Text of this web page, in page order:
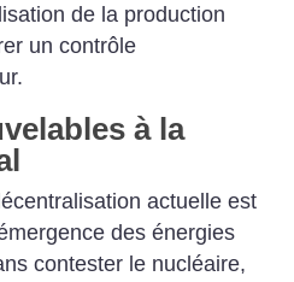
de la production
un contrôle
à la
actuelle est
des énergies
contester le nucléaire,